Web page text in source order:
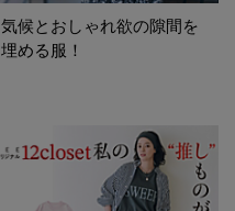
気候とおしゃれ欲の隙間を
埋める服！